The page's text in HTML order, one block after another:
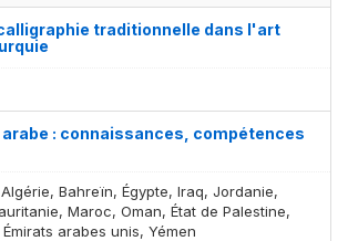
traditionnelle dans l'art
: connaissances, compétences
Bahreïn, Égypte, Iraq, Jordanie,
Maroc, Oman, État de Palestine,
arabes unis, Yémen